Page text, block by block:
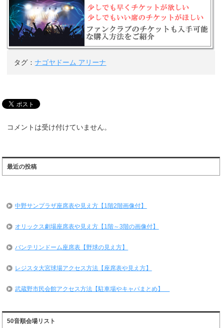
タグ：ナゴヤドーム アリーナ
コメントは受け付けていません。
最近の投稿
中野サンプラザ座席表や見え方【1階2階画像付】
オリックス劇場座席表や見え方【1階～3階の画像付】
バンテリンドーム座席表【野球の見え方】
レジスタ大宮球場アクセス方法【座席表や見え方】
武蔵野市民会館アクセス方法【駐車場やキャパまとめ】
50音順会場リスト